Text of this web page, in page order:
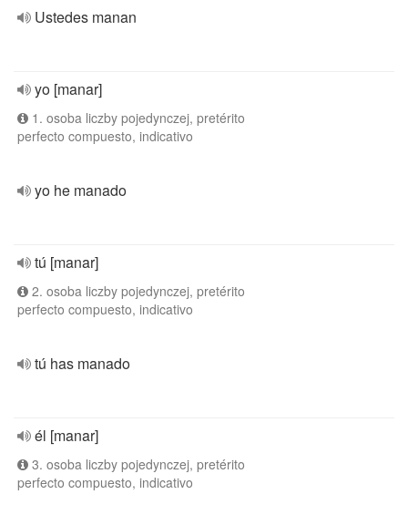
Ustedes manan
yo [manar]
1. osoba liczby pojedynczej, pretérito
perfecto compuesto, indicativo
yo he manado
tú [manar]
2. osoba liczby pojedynczej, pretérito
perfecto compuesto, indicativo
tú has manado
él [manar]
3. osoba liczby pojedynczej, pretérito
perfecto compuesto, indicativo